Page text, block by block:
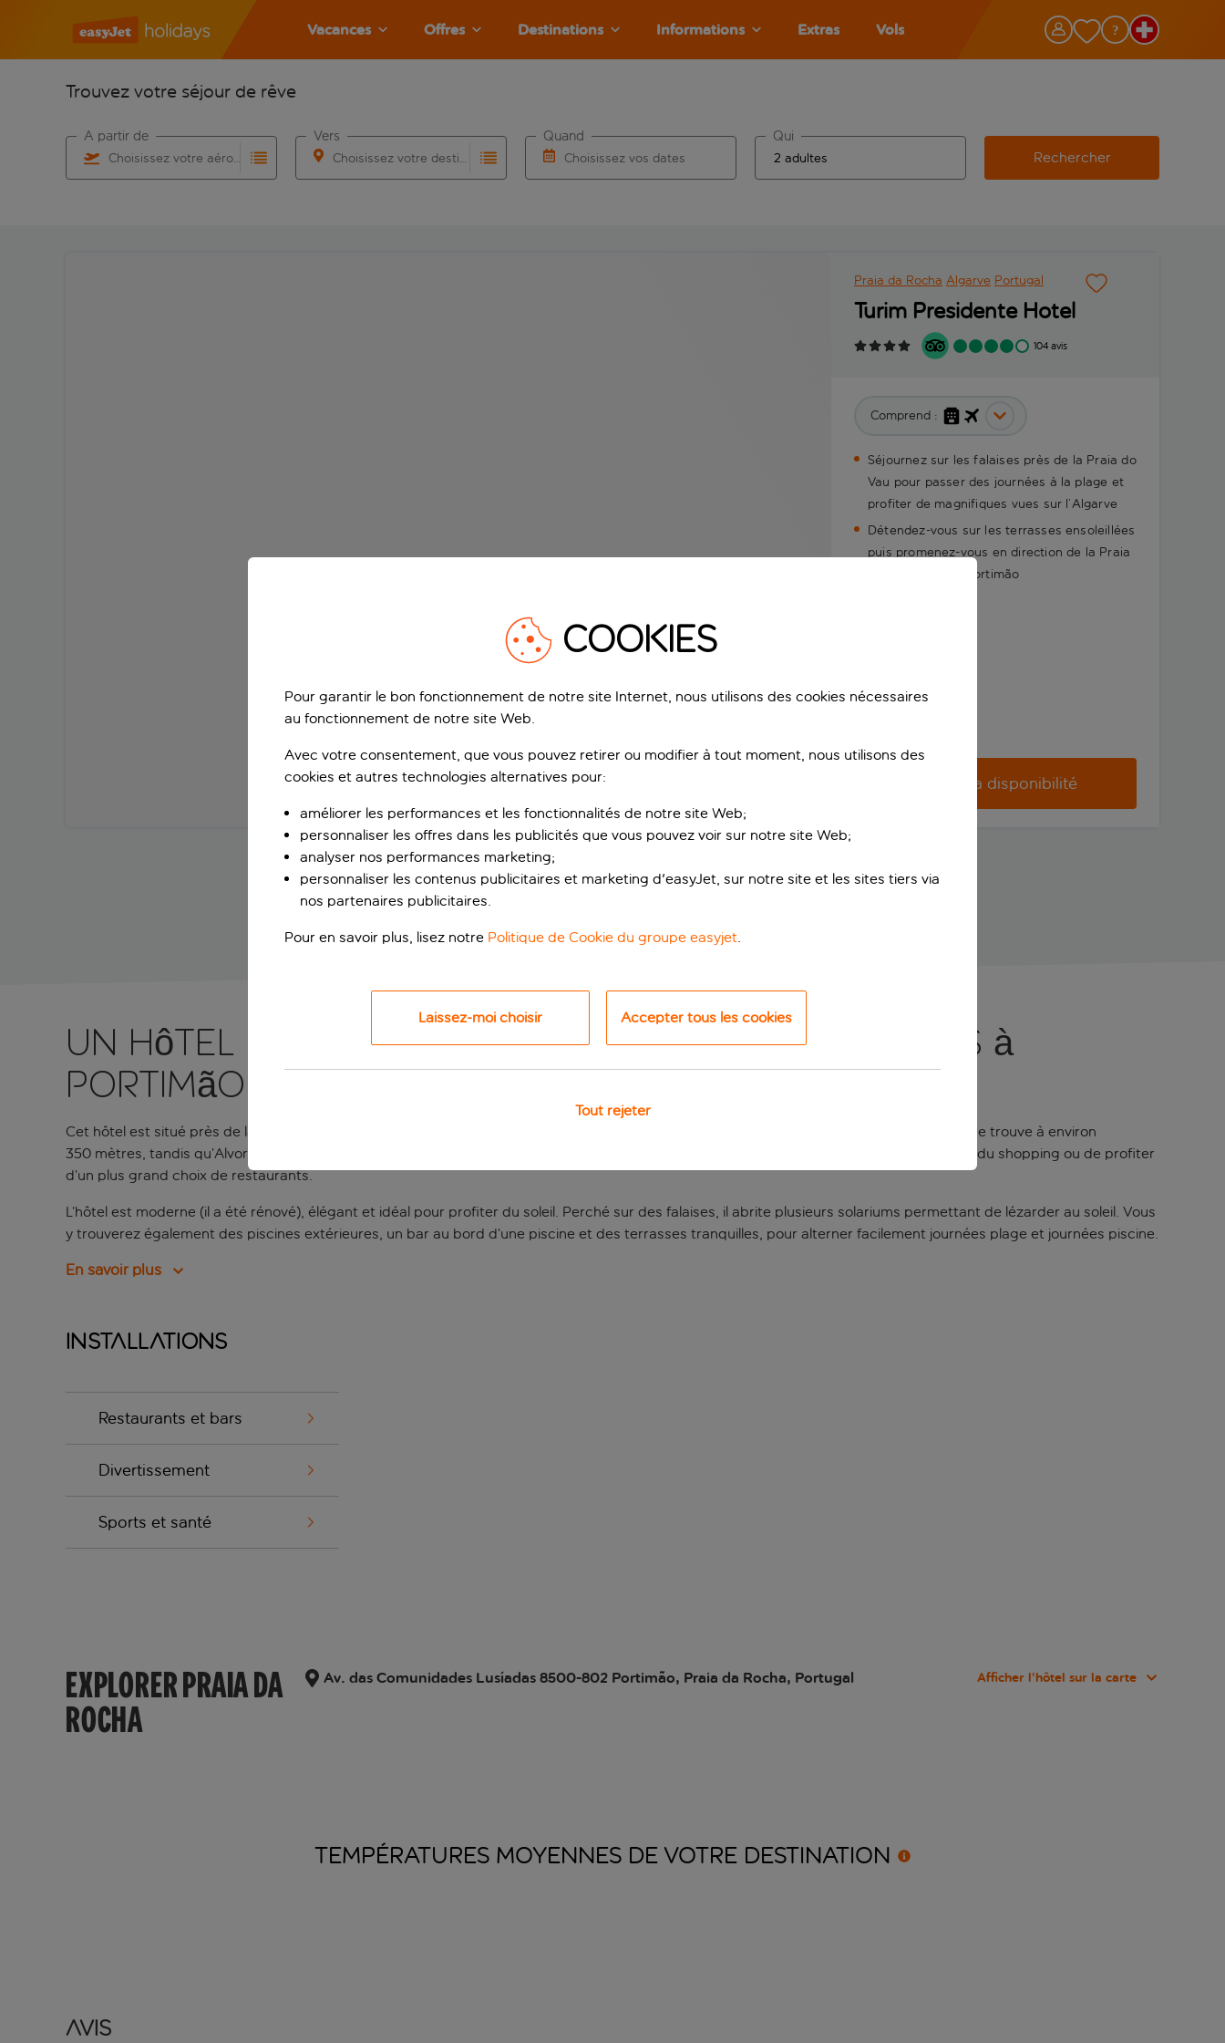
Vacances Offres Destinations Informations Extras Vols
Trouvez votre séjour de rêve
Choisissez votre aéroport
À partir de
Choisissez votre destination
Vers
Choisissez vos dates
Quand Qui
Rechercher
Praia da Rocha Algarve Portugal
Turim Presidente Hotel
104 avis
Comprend :
Séjournez sur les falaises près de la Praia do
Vau pour passer des journées à la plage et
profiter de magnifiques vues sur l’Algarve
Détendez-vous sur les terrasses ensoleillées
puis promenez-vous en direction de la Praia
da Rocha ou de Portimão
Vérifier la disponibilité
Un hôtel lumineux perché en haut des falaises à
Portimão
Cet hôtel est situé près de la Praia do Vau à Portimão, qui offre certains des plus beaux paysages côtiers de l’Algarve. La Praia da Rocha se trouve à environ
350 mètres, tandis qu’Alvor et le centre de Portimão sont facilement accessibles si vous avez envie de vous promener sur le port, de faire du shopping ou de profiter
d’un plus grand choix de restaurants.
L’hôtel est moderne (il a été rénové), élégant et idéal pour profiter du soleil. Perché sur des falaises, il abrite plusieurs solariums permettant de lézarder au soleil. Vous
y trouverez également des piscines extérieures, un bar au bord d’une piscine et des terrasses tranquilles, pour alterner facilement journées plage et journées piscine.
En savoir plus
Installations
Restaurants et bars
Divertissement
Sports et santé
EXPLORER PRAIA DA
ROCHA
Av. das Comunidades Lusíadas 8500-802 Portimão, Praia da Rocha, Portugal Afficher l’hôtel sur la carte
TEMPÉRATURES MOYENNES DE VOTRE DESTINATION
Avis
COOKIES
Pour garantir le bon fonctionnement de notre site Internet, nous utilisons des cookies nécessaires
au fonctionnement de notre site Web.
Avec votre consentement, que vous pouvez retirer ou modifier à tout moment, nous utilisons des
cookies et autres technologies alternatives pour:
améliorer les performances et les fonctionnalités de notre site Web;
personnaliser les offres dans les publicités que vous pouvez voir sur notre site Web;
analyser nos performances marketing;
personnaliser les contenus publicitaires et marketing d'easyJet, sur notre site et les sites tiers via
nos partenaires publicitaires.
Pour en savoir plus, lisez notre Politique de Cookie du groupe easyjet
Laissez-moi choisir Accepter tous les cookies
Tout rejeter